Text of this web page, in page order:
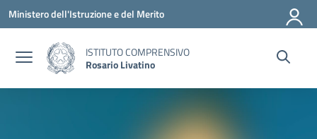
Vai ai contenuti
Vai al menu di navigazione
Vai al footer
Ministero dell'Istruzione e del Merito
ISTITUTO COMPRENSIVO
Rosario Livatino